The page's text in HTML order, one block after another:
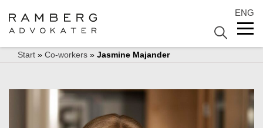
ENG
Start » Co-workers » Jasmine Majander